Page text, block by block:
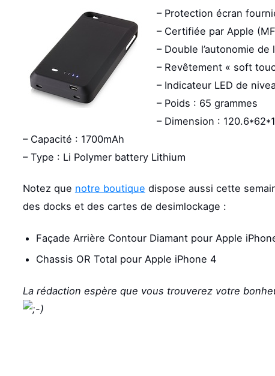
– Protection écran
– Certifiée par Apple
– Double l’autonomie de
– Revêtement « soft
– Indicateur LED de
– Poids : 65 grammes
– Dimension :
– Capacité : 1700mAh
– Type : Li Polymer battery Lithium
Notez que notre boutique dispose aussi cette
des docks et des cartes de desimlockage :
Façade Arrière Contour Diamant pour Apple
Chassis OR Total pour Apple iPhone 4
La rédaction espère que vous trouverez votre